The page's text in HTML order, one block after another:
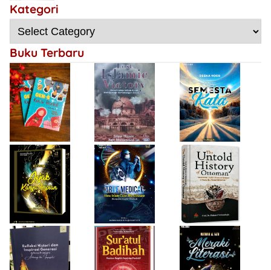
Kategori
Buku Terbaru
Choirin Fitri
Resensi Buku
Gen-Q Kece Badai
Kemenangan
Isty Daiyah
Jejak Karya Impian
Firda Umayah
True Medical,
Bukan Sekadar
Buku Medis
Haifa Eimaan
The Untold
History of
Ottoman
Desi Wulan Sari
Refleksi Histori
dan Inspirasi
Generasi di Masa
Pandemi
“Achieving the
Impossible”
Firda Umayah
Sur'atul Badihah,
Panduan Berpikir
Cepat dan
Produktif
Sartinah
Rempaka
Literasiku